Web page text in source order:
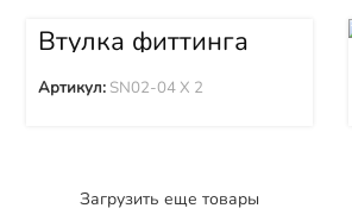
Втулка фиттинга
SN02-04 X 2
Артикул: SN02-04 X 2
Загрузить еще товары